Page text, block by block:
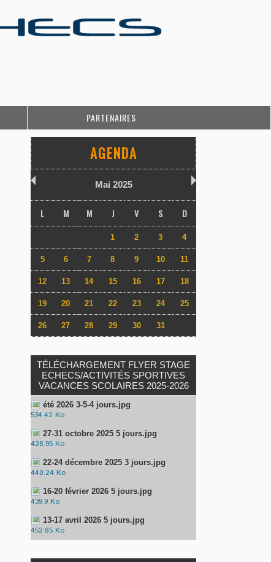
PARTENAIRES
AGENDA
Mai 2025
L M M J V S D
1 2 3 4
5 6 7 8 9 10 11
12 13 14 15 16 17 18
19 20 21 22 23 24 25
26 27 28 29 30 31
TÉLÉCHARGEMENT FLYER STAGE
ECHECS/ACTIVITÉS SPORTIVES
VACANCES SCOLAIRES 2025-2026
été 2026 3-5-4 jours.jpg
534.42 Ko
27-31 octobre 2025 5 jours.jpg
428.95 Ko
22-24 décembre 2025 3 jours.jpg
440.24 Ko
16-20 février 2026 5 jours.jpg
439.9 Ko
13-17 avril 2026 5 jours.jpg
452.85 Ko